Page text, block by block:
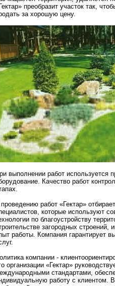
преобразит участок так,
за хорошую цену.
выполнении работ используется
Качество работ
проведению работ «Гектар»
которые используют
по благоустройству
загородных строений,
работы. Компания гарантирует
компании -
организации «Гектар»
стандартами,
работу с клиентом.